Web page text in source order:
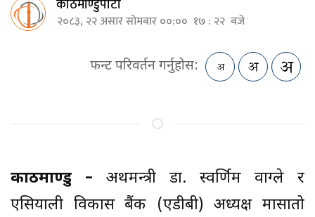
काठमाण्डुपाटी
२०८३, २२ असार सोमबार ००:०० १७ : २२ बजे
फन्ट परिवर्तन गर्नुहोस:
काठमाण्डु – अर्थमन्त्री डा. स्वर्णिम वाग्ले र
एसियाली विकास बैंक (एडीबी) अध्यक्ष मासातो